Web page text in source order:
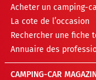
Acheter un camping-
La cote de l’occasion
Rechercher une fiche
Annuaire des
CAMPING-CAR